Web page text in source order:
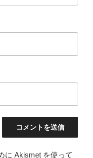
に Akismet を使って